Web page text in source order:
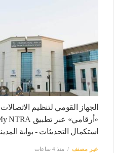
الجهاز القومي لتنظيم
استكمال التحديثات - بوابة
غير مصنف منذ 4 ساعات